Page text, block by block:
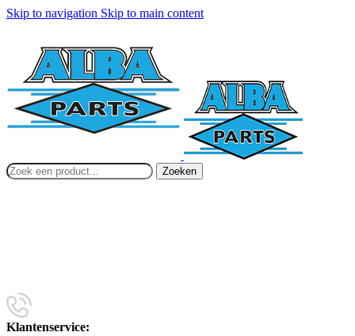
Skip to navigation Skip to main content
Zoeken
Klantenservice: